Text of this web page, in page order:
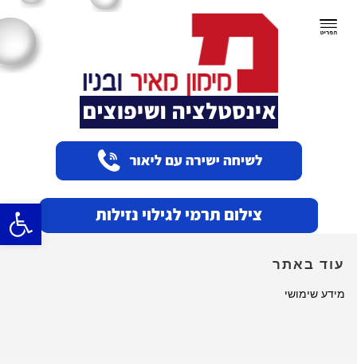
פתח
תפריט
עוד באתר
מידע שימושי